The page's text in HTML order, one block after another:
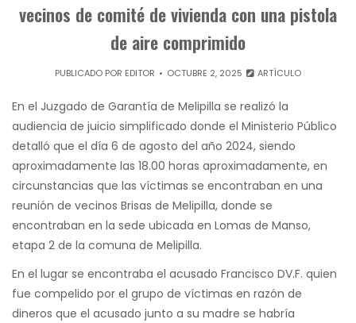
vecinos de comité de vivienda con una pistola
de aire comprimido
PUBLICADO POR EDITOR OCTUBRE 2, 2025 ARTÍCULO
En el Juzgado de Garantía de Melipilla se realizó la
audiencia de juicio simplificado donde el Ministerio Público
detalló que el día 6 de agosto del año 2024, siendo
aproximadamente las 18.00 horas aproximadamente, en
circunstancias que las víctimas se encontraban en una
reunión de vecinos Brisas de Melipilla, donde se
encontraban en la sede ubicada en Lomas de Manso,
etapa 2 de la comuna de Melipilla.
En el lugar se encontraba el acusado Francisco DV.F. quien
fue compelido por el grupo de víctimas en razón de
dineros que el acusado junto a su madre se habría